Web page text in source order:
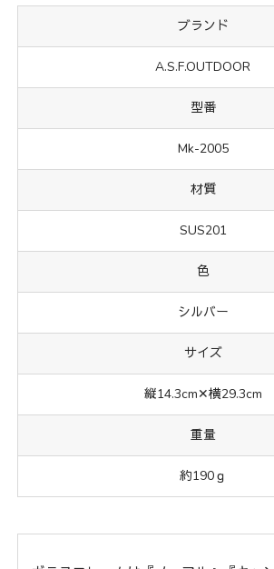
ブランド
A.S.F.OUTDOOR
型番
Mk-2005
材質
SUS201
色
シルバー
サイズ
縦14.3cm✕横29.3cm
重量
約190ｇ